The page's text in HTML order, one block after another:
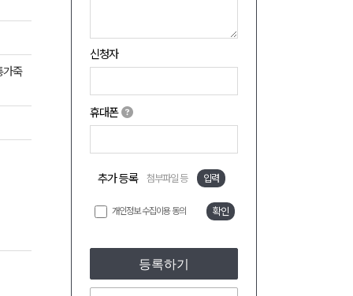
신청자
휴대폰
추가 등록 첨부파일 등 입력
개인정보 수집이용 동의 확인
등록하기
가죽